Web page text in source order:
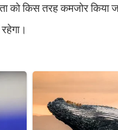
को किस तरह कमजोर किया